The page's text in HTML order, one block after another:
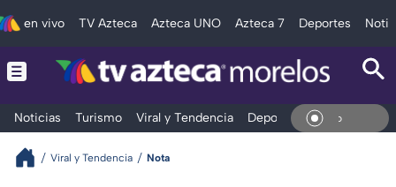
en vivo TV Azteca Azteca UNO Azteca 7 Deportes
Noticias Turismo Viral y Tendencia Deportes Espectáculos
En
Viral y Tendencia Nota